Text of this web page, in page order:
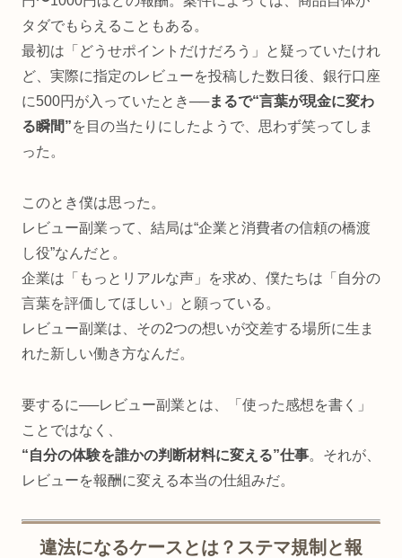
タダでもらえることもある。
最初は「どうせポイントだけだろう」と疑っていたけれ
ど、実際に指定のレビューを投稿した数日後、銀行口座
に500円が入っていたとき──まるで“言葉が現金に変わ
る瞬間”を目の当たりにしたようで、思わず笑ってしま
った。
このとき僕は思った。
レビュー副業って、結局は“企業と消費者の信頼の橋渡
し役”なんだと。
企業は「もっとリアルな声」を求め、僕たちは「自分の
言葉を評価してほしい」と願っている。
レビュー副業は、その2つの想いが交差する場所に生ま
れた新しい働き方なんだ。
要するに──レビュー副業とは、「使った感想を書く」
ことではなく、
“自分の体験を誰かの判断材料に変える”仕事。それが、
レビューを報酬に変える本当の仕組みだ。
違法になるケースとは？ステマ規制と報